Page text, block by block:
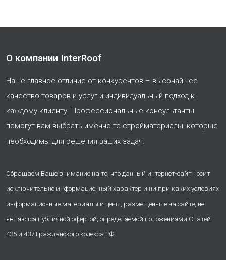
О компании InterRoof
Наше главное отличие от конкурентов – высочайшее
качество товаров и услуг и индивидуальный подход к
каждому клиенту. Профессиональные консультанты
помогут вам выбрать именно те стройматериалы, которые
необходимы для решения ваших задач.
Обращаем Ваше внимание на то, что данный интернет-сайт носит
исключительно информационный характер и ни при каких условиях
информационные материалы и цены, размещенные на сайте, не
являются публичной офертой, определяемой положениями Статей
435 и 437 Гражданского кодекса РФ.